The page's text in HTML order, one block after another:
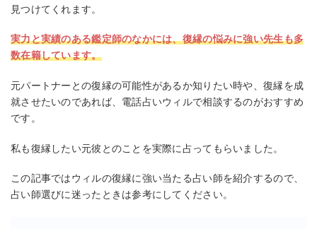
見つけてくれます。
実力と実績のある鑑定師のなかには、復縁の悩みに強い先生も多
数在籍しています。
元パートナーとの復縁の可能性があるか知りたい時や、復縁を成
就させたいのであれば、電話占いウィルで相談するのがおすすめ
です。
私も復縁したい元彼とのことを実際に占ってもらいました。
この記事ではウィルの復縁に強い当たる占い師を紹介するので、
占い師選びに迷ったときは参考にしてください。